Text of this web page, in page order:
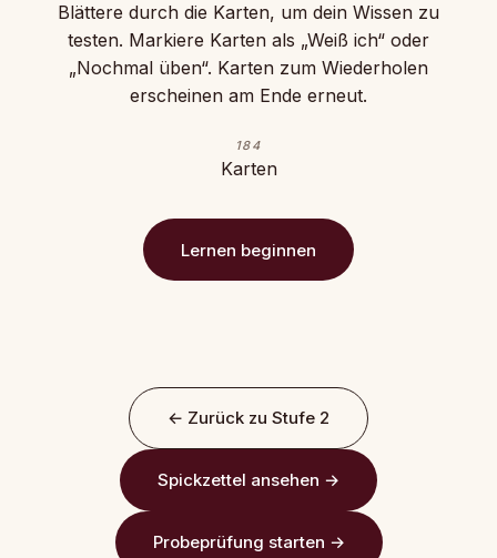
Blättere durch die Karten, um dein Wissen zu
testen. Markiere Karten als „Weiß ich“ oder
„Nochmal üben“. Karten zum Wiederholen
erscheinen am Ende erneut.
184
Karten
Lernen beginnen
← Zurück zu Stufe 2
Spickzettel ansehen →
Probeprüfung starten →